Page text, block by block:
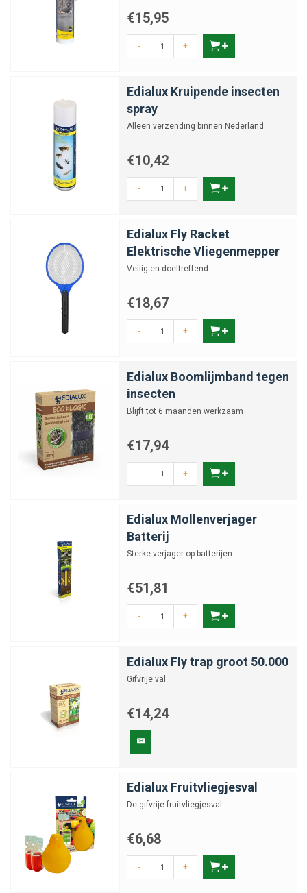
€15,95
- +
Edialux Kruipende insecten
spray
Alleen verzending binnen Nederland
€10,42
- +
Edialux Fly Racket
Elektrische Vliegenmepper
Veilig en doeltreffend
€18,67
- +
Edialux Boomlijmband tegen
insecten
Blijft tot 6 maanden werkzaam
€17,94
- +
Edialux Mollenverjager
Batterij
Sterke verjager op batterijen
€51,81
- +
Edialux Fly trap groot 50.000
Gifvrije val
€14,24
Edialux Fruitvliegjesval
De gifvrije fruitvliegjesval
€6,68
- +